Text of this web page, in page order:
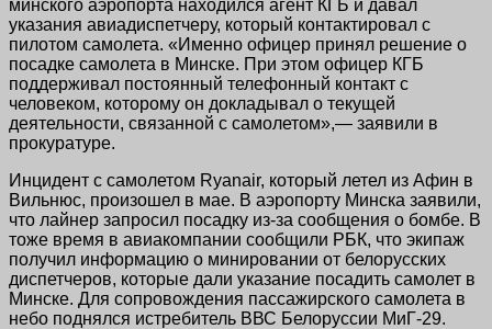
минского аэропорта находился агент КГБ и давал
указания авиадиспетчеру, который контактировал с
пилотом самолета. «Именно офицер принял решение о
посадке самолета в Минске. При этом офицер КГБ
поддерживал постоянный телефонный контакт с
человеком, которому он докладывал о текущей
деятельности, связанной с самолетом»,— заявили в
прокуратуре.
Инцидент с самолетом Ryanair, который летел из Афин в
Вильнюс, произошел в мае. В аэропорту Минска заявили,
что лайнер запросил посадку из-за сообщения о бомбе. В
тоже время в авиакомпании сообщили РБК, что экипаж
получил информацию о минировании от белорусских
диспетчеров, которые дали указание посадить самолет в
Минске. Для сопровождения пассажирского самолета в
небо поднялся истребитель ВВС Белоруссии МиГ-29.